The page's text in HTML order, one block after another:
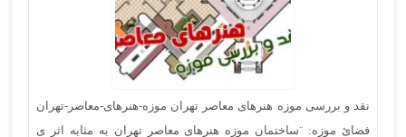
نقد و بررسی موزه هنرهای معاصر تهران موزه-هنرهای-معاصر-تهران
فضائ موزه: ¨ساختمان موزه هنرهای معاصر تهران به مثابه اثر ی